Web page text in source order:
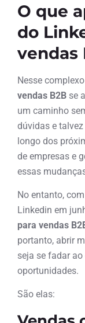
O que
do
vendas
Nesse
vendas B2B se
um caminho
dúvidas e
longo dos
de empresas e
essas
No entanto,
Linkedin em
para vendas
portanto, abrir
seja se fadar
oportunidades.
São elas: